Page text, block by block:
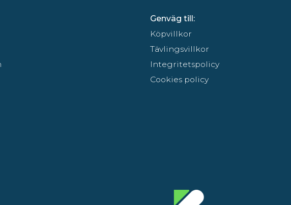
Genväg till:
Köpvillkor
Tävlingsvillkor
Integritetspolicy
Cookies policy